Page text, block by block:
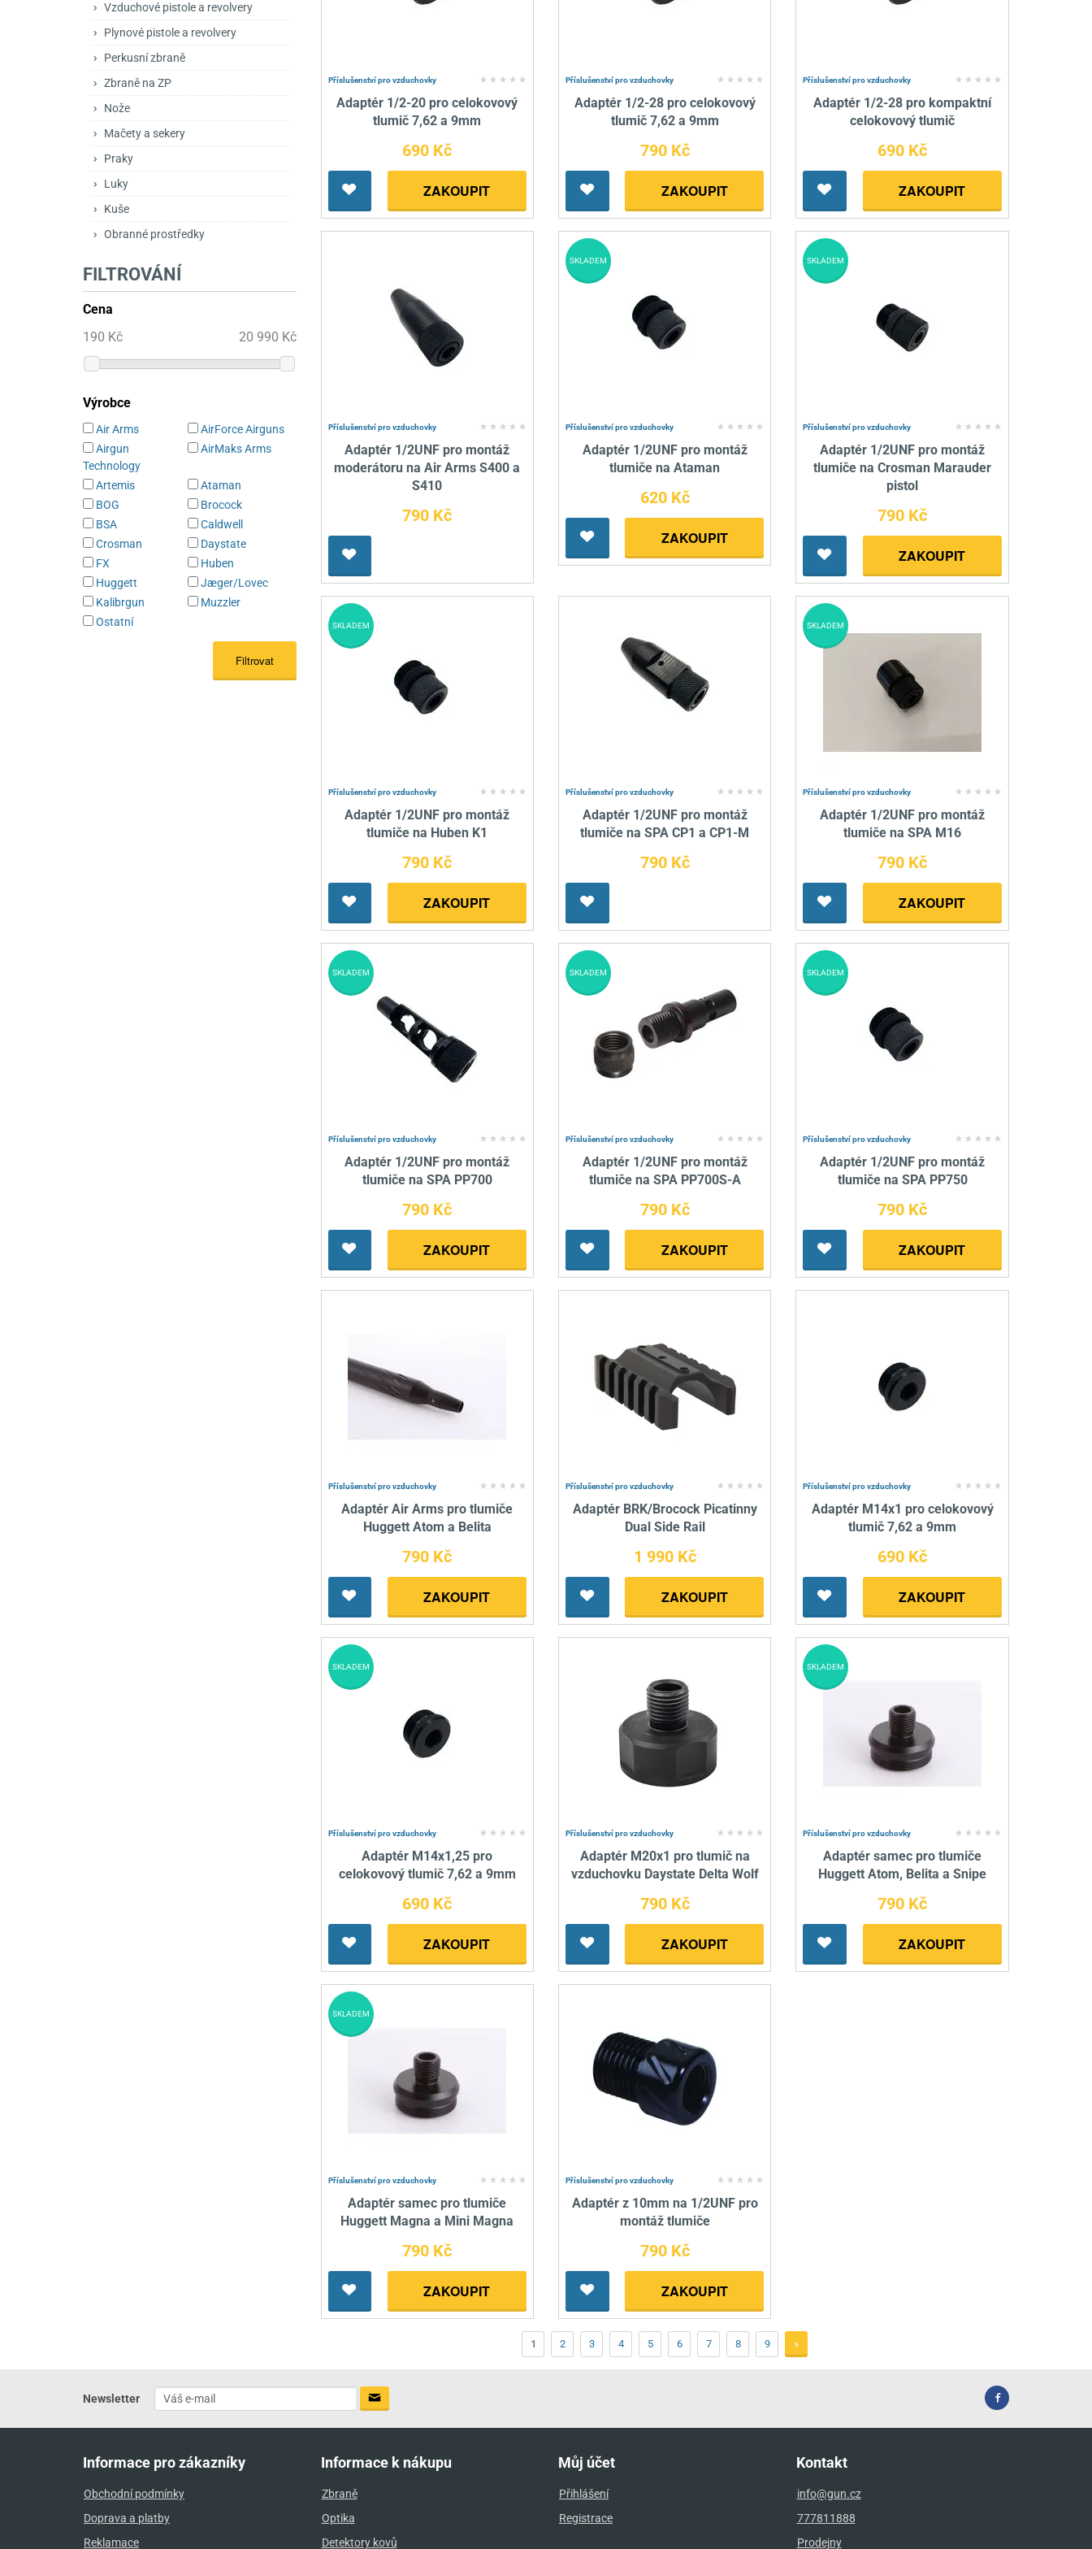
Brokovnice opakovací
Brokovnice samonabíjecí
Příslušenství pro nože
Mačety a sekery
Luky
Obranné prostředky
Pro lištu 15 - 17 mm Brokové náboje
Malorážkové náboje
Bipody, stolice a vaky
Vzduchové pistole a revolvery
Plynové pistole a revolvery
Perkusní zbraně
Zbraně na ZP
Nože
Mačety a sekery
Praky
Luky
Kuše
Obranné prostředky
FILTROVÁNÍ
Cena
190 Kč
20 990 Kč
Výrobce
Air Arms
AirForce Airguns
Airgun
Technology
AirMaks Arms
Artemis
Ataman
BOG
Brocock
BSA
Caldwell
Crosman
Daystate
FX
Huben
Huggett
Jæger/Lovec
Kalibrgun
Muzzler
Ostatní
Filtrovat
Příslušenství pro vzduchovky
Adaptér 1/2-20 pro celokovový
tlumič 7,62 a 9mm
690 Kč
ZAKOUPIT
Příslušenství pro vzduchovky
Adaptér 1/2-28 pro celokovový
tlumič 7,62 a 9mm
790 Kč
ZAKOUPIT
Příslušenství pro vzduchovky
Adaptér 1/2-28 pro kompaktní
celokovový tlumič
690 Kč
ZAKOUPIT
Příslušenství pro vzduchovky
Adaptér 1/2UNF pro montáž
moderátoru na Air Arms S400 a
S410
790 Kč
Příslušenství pro vzduchovky
Adaptér 1/2UNF pro montáž
tlumiče na Ataman
620 Kč
ZAKOUPIT
SKLADEM
Příslušenství pro vzduchovky
Adaptér 1/2UNF pro montáž
tlumiče na Crosman Marauder
pistol
790 Kč
ZAKOUPIT
SKLADEM
Příslušenství pro vzduchovky
Adaptér 1/2UNF pro montáž
tlumiče na Huben K1
790 Kč
ZAKOUPIT
SKLADEM
Příslušenství pro vzduchovky
Adaptér 1/2UNF pro montáž
tlumiče na SPA CP1 a CP1-M
790 Kč
Příslušenství pro vzduchovky
Adaptér 1/2UNF pro montáž
tlumiče na SPA M16
790 Kč
ZAKOUPIT
SKLADEM
Příslušenství pro vzduchovky
Adaptér 1/2UNF pro montáž
tlumiče na SPA PP700
790 Kč
ZAKOUPIT
SKLADEM
Příslušenství pro vzduchovky
Adaptér 1/2UNF pro montáž
tlumiče na SPA PP700S-A
790 Kč
ZAKOUPIT
SKLADEM
Příslušenství pro vzduchovky
Adaptér 1/2UNF pro montáž
tlumiče na SPA PP750
790 Kč
ZAKOUPIT
SKLADEM
Příslušenství pro vzduchovky
Adaptér Air Arms pro tlumiče
Huggett Atom a Belita
790 Kč
ZAKOUPIT
Příslušenství pro vzduchovky
Adaptér BRK/Brocock Picatinny
Dual Side Rail
1 990 Kč
ZAKOUPIT
Příslušenství pro vzduchovky
Adaptér M14x1 pro celokovový
tlumič 7,62 a 9mm
690 Kč
ZAKOUPIT
Příslušenství pro vzduchovky
Adaptér M14x1,25 pro
celokovový tlumič 7,62 a 9mm
690 Kč
ZAKOUPIT
SKLADEM
Příslušenství pro vzduchovky
Adaptér M20x1 pro tlumič na
vzduchovku Daystate Delta Wolf
790 Kč
ZAKOUPIT
Příslušenství pro vzduchovky
Adaptér samec pro tlumiče
Huggett Atom, Belita a Snipe
790 Kč
ZAKOUPIT
SKLADEM
Příslušenství pro vzduchovky
Adaptér samec pro tlumiče
Huggett Magna a Mini Magna
790 Kč
ZAKOUPIT
SKLADEM
Příslušenství pro vzduchovky
Adaptér z 10mm na 1/2UNF pro
montáž tlumiče
790 Kč
ZAKOUPIT
1 2 3 4 5 6 7 8 9 »
Newsletter
Informace pro zákazníky
Obchodní podmínky
Doprava a platby
Reklamace
Informace k nákupu
Zbraně
Optika
Detektory kovů
Můj účet
Přihlášení
Registrace
Kontakt
info@gun.cz
777811888
Prodejny